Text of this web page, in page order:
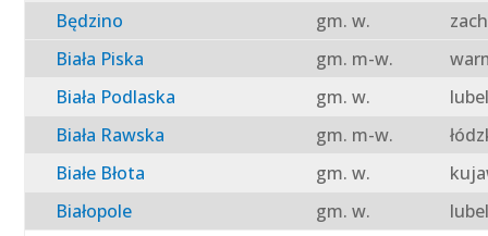
Będzino
gm. w.
Biała Piska
gm. m-w.
Biała Podlaska
gm. w.
Biała Rawska
gm. m-w.
Białe Błota
gm. w.
Białopole
gm. w.